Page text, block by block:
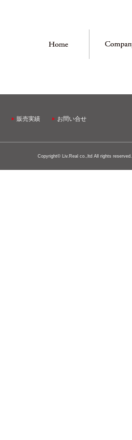
販売実績 お問い合せ
Copyright© Liv.Real co.,ltd All rights reserved.